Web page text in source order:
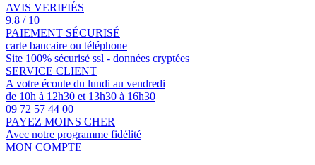
AVIS VERIFIÉS
9.8 / 10
PAIEMENT SÉCURISÉ
carte bancaire ou téléphone
Site 100% sécurisé ssl - données cryptées
SERVICE CLIENT
A votre écoute du lundi au vendredi
de 10h à 12h30 et 13h30 à 16h30
09 72 57 44 00
PAYEZ MOINS CHER
Avec notre programme fidélité
MON COMPTE